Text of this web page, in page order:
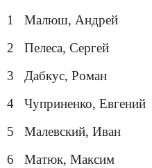
1 Малюш,
2 Пелеса,
3 Дабкус,
4 Чуприненко,
5 Малевский,
6 Матюк,